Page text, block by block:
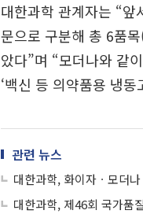
대한과학 관계자는 “
문으로 구분해 총 6품
았다”며 “모더나와 같
‘백신 등 의약품용 냉
관련 뉴스
대한과학, 화이자ㆍ모더
대한과학, 제46회 국가품